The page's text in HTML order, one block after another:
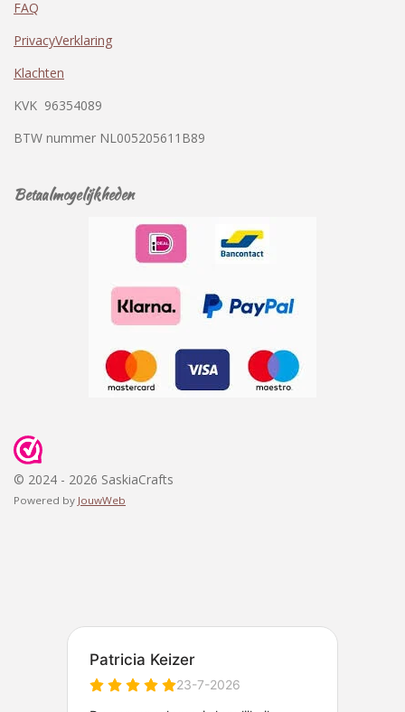
FAQ
PrivacyVerklaring
Klachten
KVK 96354089
BTW nummer NL005205611B89
Betaalmogelijkheden
© 2024 - 2026 SaskiaCrafts
Powered by JouwWeb